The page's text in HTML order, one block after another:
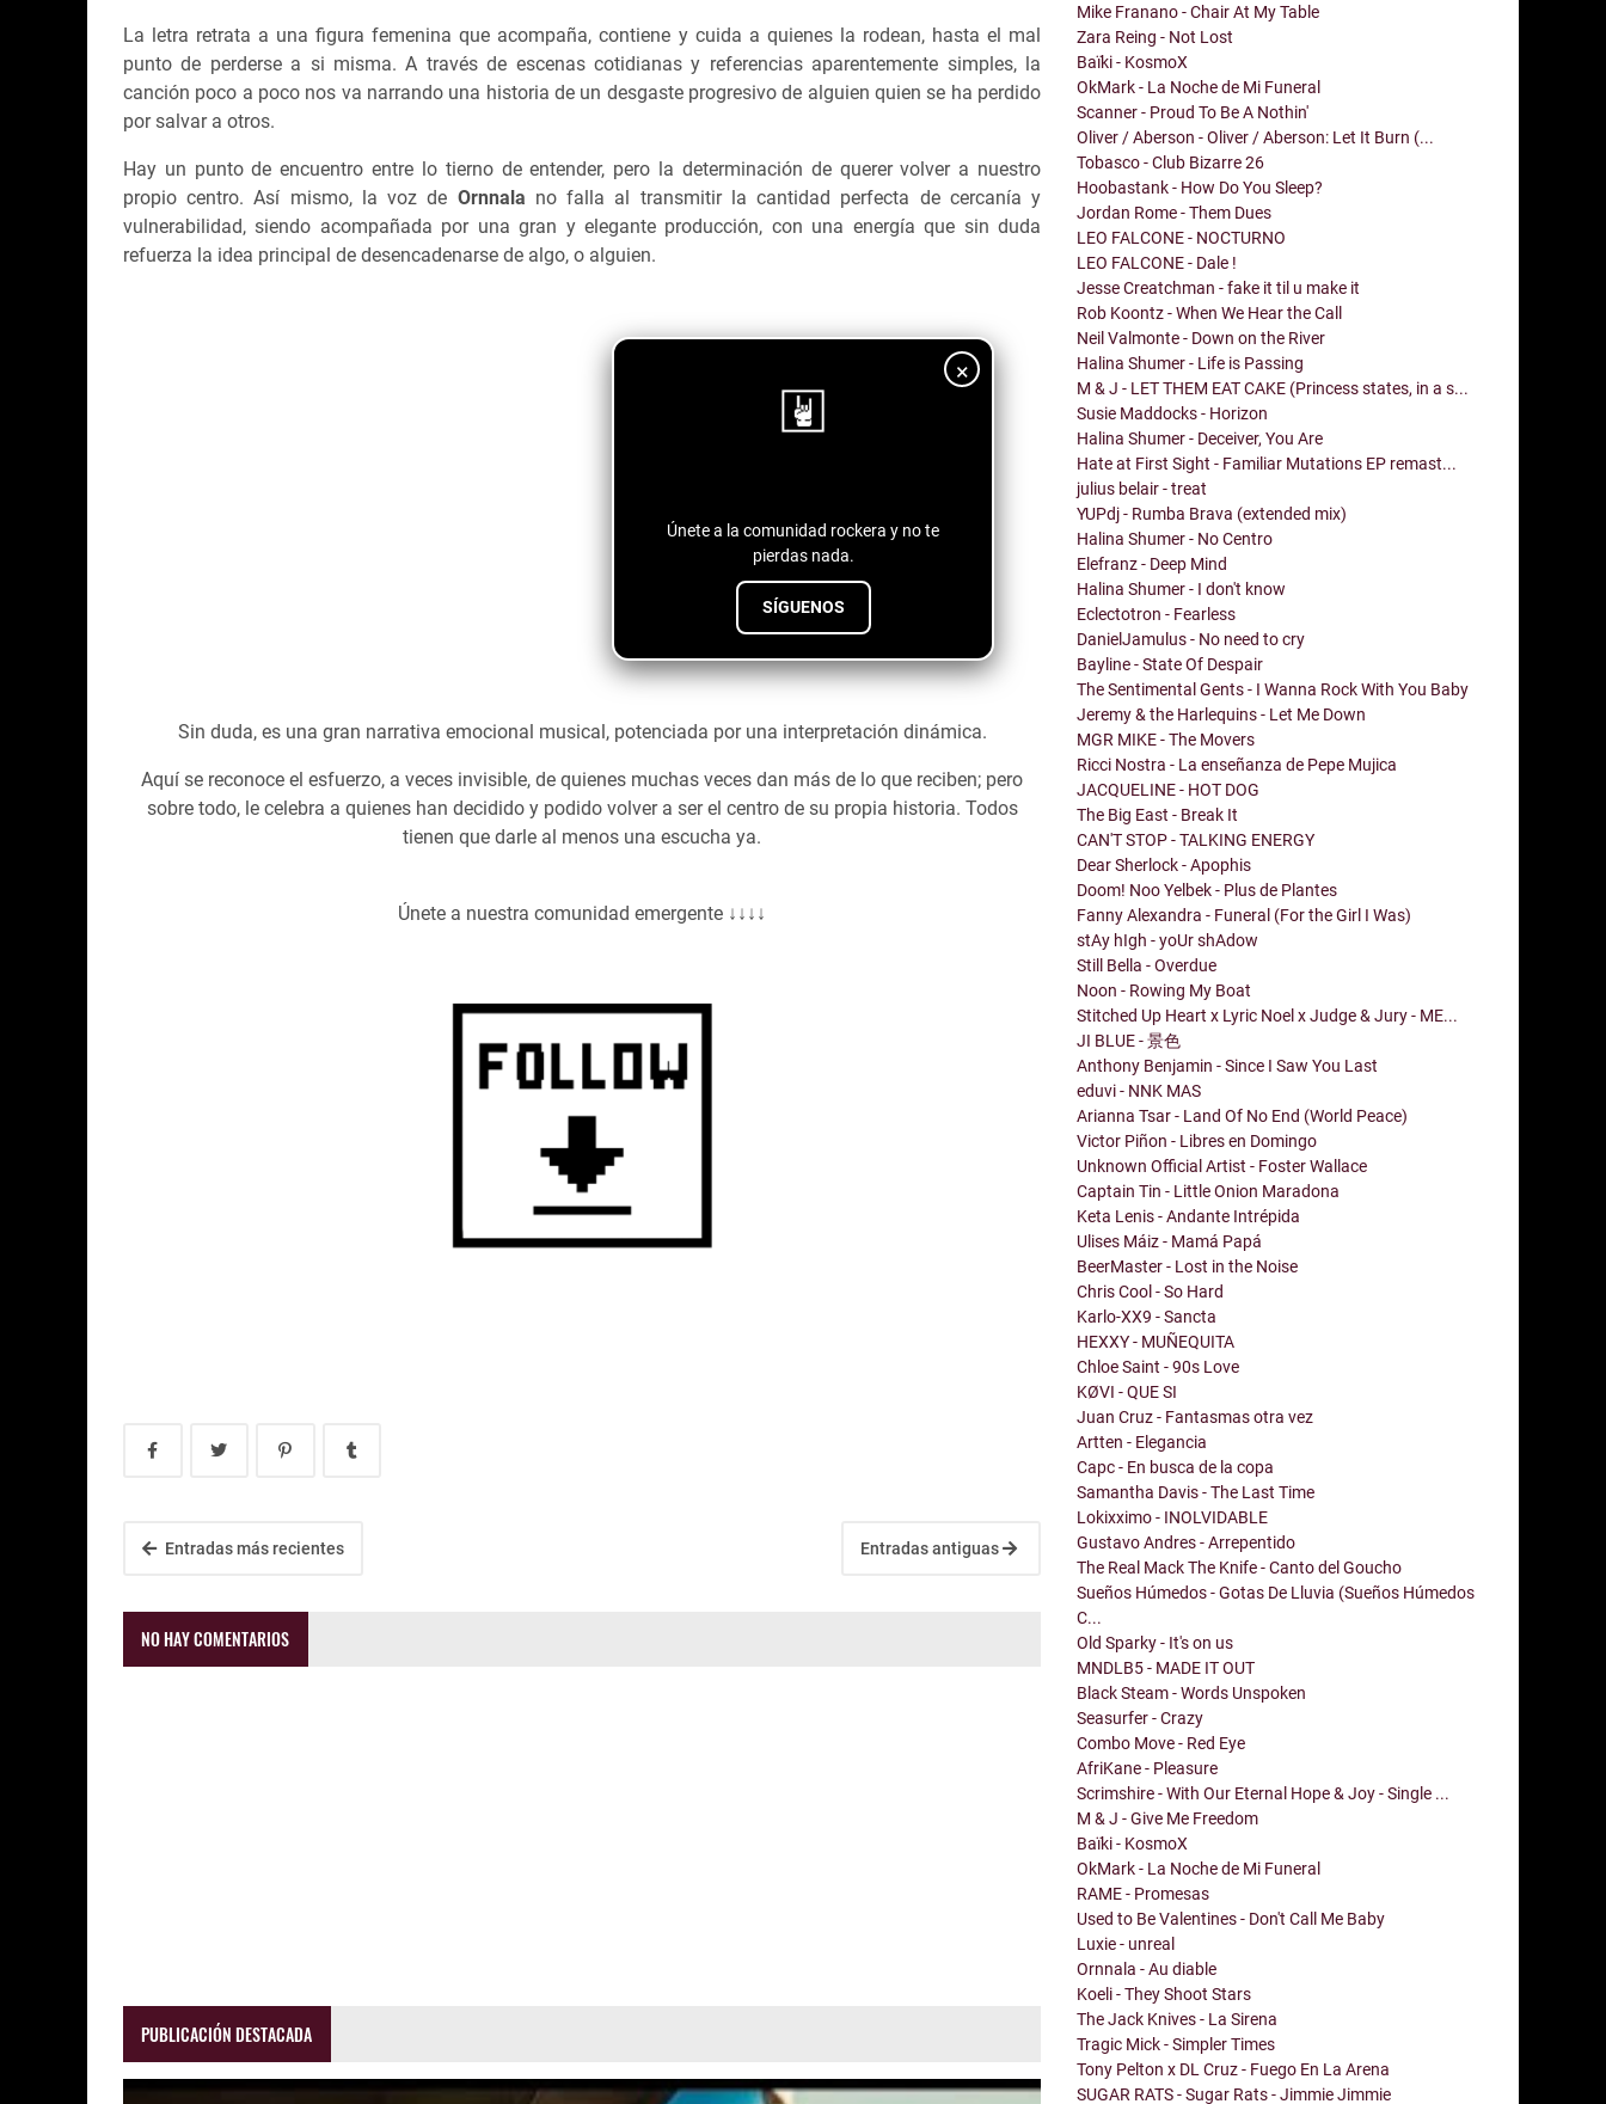
×
Únete a la comunidad rockera y no te
pierdas nada.
SÍGUENOS
La letra retrata a una figura femenina que acompaña, contiene y cuida a quienes la rodean, hasta el mal
punto de perderse a si misma. A través de escenas cotidianas y referencias aparentemente simples, la
canción poco a poco nos va narrando una historia de un desgaste progresivo de alguien quien se ha perdido
por salvar a otros.
Hay un punto de encuentro entre lo tierno de entender, pero la determinación de querer volver a nuestro
propio centro. Así mismo, la voz de Ornnala no falla al transmitir la cantidad perfecta de cercanía y
vulnerabilidad, siendo acompañada por una gran y elegante producción, con una energía que sin duda
refuerza la idea principal de desencadenarse de algo, o alguien.
Sin duda, es una gran narrativa emocional musical, potenciada por una interpretación dinámica.
Aquí se reconoce el esfuerzo, a veces invisible, de quienes muchas veces dan más de lo que reciben; pero
sobre todo, le celebra a quienes han decidido y podido volver a ser el centro de su propia historia. Todos
tienen que darle al menos una escucha ya.
Únete a nuestra comunidad emergente ↓↓↓↓
Entradas más recientes Entradas antiguas
NO HAY COMENTARIOS
PUBLICACIÓN DESTACADA
Mike Franano - Chair At My Table
Zara Reing - Not Lost
Baïki - KosmoX
OkMark - La Noche de Mi Funeral
Scanner - Proud To Be A Nothin'
Oliver / Aberson - Oliver / Aberson: Let It Burn (...
Tobasco - Club Bizarre 26
Hoobastank - How Do You Sleep?
Jordan Rome - Them Dues
LEO FALCONE - NOCTURNO
LEO FALCONE - Dale !
Jesse Creatchman - fake it til u make it
Rob Koontz - When We Hear the Call
Neil Valmonte - Down on the River
Halina Shumer - Life is Passing
M & J - LET THEM EAT CAKE (Princess states, in a s...
Susie Maddocks - Horizon
Halina Shumer - Deceiver, You Are
Hate at First Sight - Familiar Mutations EP remast...
julius belair - treat
YUPdj - Rumba Brava (extended mix)
Halina Shumer - No Centro
Elefranz - Deep Mind
Halina Shumer - I don't know
Eclectotron - Fearless
DanielJamulus - No need to cry
Bayline - State Of Despair
The Sentimental Gents - I Wanna Rock With You Baby
Jeremy & the Harlequins - Let Me Down
MGR MIKE - The Movers
Ricci Nostra - La enseñanza de Pepe Mujica
JACQUELINE - HOT DOG
The Big East - Break It
CAN'T STOP - TALKING ENERGY
Dear Sherlock - Apophis
Doom! Noo Yelbek - Plus de Plantes
Fanny Alexandra - Funeral (For the Girl I Was)
stAy hIgh - yoUr shAdow
Still Bella - Overdue
Noon - Rowing My Boat
Stitched Up Heart x Lyric Noel x Judge & Jury - ME...
JI BLUE - 景色
Anthony Benjamin - Since I Saw You Last
eduvi - NNK MAS
Arianna Tsar - Land Of No End (World Peace)
Victor Piñon - Libres en Domingo
Unknown Official Artist - Foster Wallace
Captain Tin - Little Onion Maradona
Keta Lenis - Andante Intrépida
Ulises Máiz - Mamá Papá
BeerMaster - Lost in the Noise
Chris Cool - So Hard
Karlo-XX9 - Sancta
HEXXY - MUÑEQUITA
Chloe Saint - 90s Love
KØVI - QUE SI
Juan Cruz - Fantasmas otra vez
Artten - Elegancia
Capc - En busca de la copa
Samantha Davis - The Last Time
Lokixximo - INOLVIDABLE
Gustavo Andres - Arrepentido
The Real Mack The Knife - Canto del Goucho
Sueños Húmedos - Gotas De Lluvia (Sueños Húmedos
C...
Old Sparky - It's on us
MNDLB5 - MADE IT OUT
Black Steam - Words Unspoken
Seasurfer - Crazy
Combo Move - Red Eye
AfriKane - Pleasure
Scrimshire - With Our Eternal Hope & Joy - Single ...
M & J - Give Me Freedom
Baïki - KosmoX
OkMark - La Noche de Mi Funeral
RAME - Promesas
Used to Be Valentines - Don't Call Me Baby
Luxie - unreal
Ornnala - Au diable
Koeli - They Shoot Stars
The Jack Knives - La Sirena
Tragic Mick - Simpler Times
Tony Pelton x DL Cruz - Fuego En La Arena
SUGAR RATS - Sugar Rats - Jimmie Jimmie